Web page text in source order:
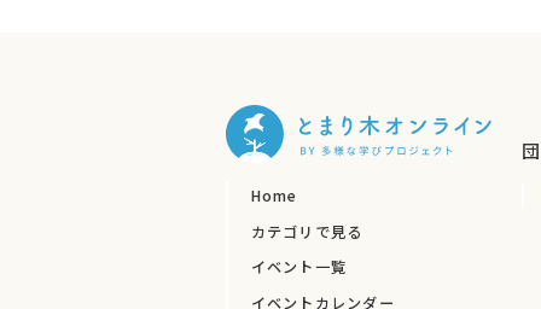
Home
カテゴリで見る
イベント一覧
イベントカレンダー